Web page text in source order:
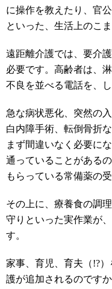
に操作を教えたり、官
といった、生活上のこ
遠距離介護では、要介
必要です。高齢者は、
不良を並べる電話を、
急な病状悪化、突然の
白内障手術、転倒骨折
まず間違いなく必要に
通っていることがある
もらっている常備薬の
その上に、療養食の調
守りといった実作業が
す。
家事、育児、育夫（!?
護が追加されるのです